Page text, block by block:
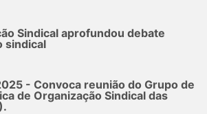
Sindical aprofundou debate
sindical
- Convoca reunião do Grupo de
de Organização Sindical das